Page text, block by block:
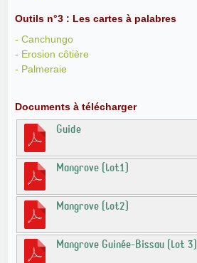
Outils n°3 : Les cartes à palabres
- Canchungo
- Erosion côtière
- Palmeraie
Documents à télécharger
Guide
Mangrove (lot1)
Mangrove (lot2)
Mangrove Guinée-Bissau (lot 3)